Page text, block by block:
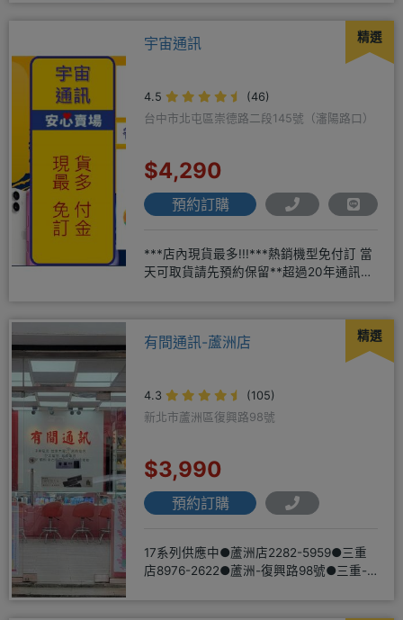
精選
宇宙通訊
4.5
(46)
台中市北屯區崇德路二段145號（瀋陽路口）
$4,290
預約訂購
***店內現貨最多!!!***熱銷機型免付訂 當
天可取貨請先預約保留**超過20年通訊經
精選
有間通訊-蘆洲店
4.3
(105)
新北市蘆洲區復興路98號
$3,990
預約訂購
17系列供應中●蘆洲店2282-5959●三重
店8976-2622●蘆洲-復興路98號●三重-